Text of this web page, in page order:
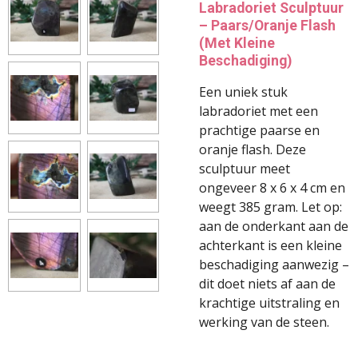
Labradoriet Sculptuur
– Paars/Oranje Flash
(Met Kleine
Beschadiging)
Een uniek stuk
labradoriet met een
prachtige paarse en
oranje flash. Deze
sculptuur meet
ongeveer 8 x 6 x 4 cm en
weegt 385 gram. Let op:
aan de onderkant aan de
achterkant is een kleine
beschadiging aanwezig –
dit doet niets af aan de
krachtige uitstraling en
werking van de steen.